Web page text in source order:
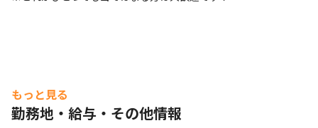
す
にフィードバックすることができます
・開発を担当した技術者は展示会に立ち会い、自分の作った商品
に対する来場者の反応を直接体験できます
もっと見る
勤務地・給与・その他情報